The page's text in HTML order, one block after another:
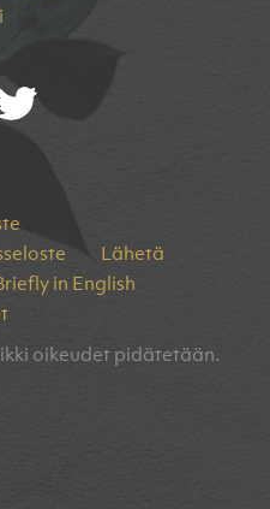
Lähetä
in English
oikeudet pidätetään.